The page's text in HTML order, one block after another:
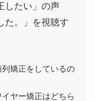
したい」の声
た。」を視聴す
矯正をしているの
ヤー矯正はどちら